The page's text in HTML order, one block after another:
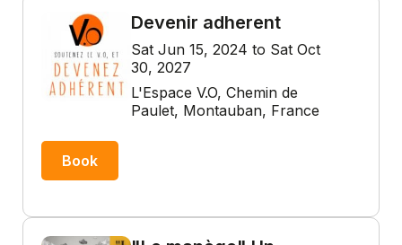
Devenir adherent
Sat Jun 15, 2024 to Sat Oct
30, 2027
L'Espace V.O, Chemin de
Paulet, Montauban, France
Book